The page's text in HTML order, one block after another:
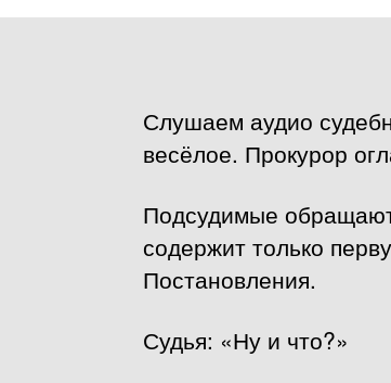
Слушаем аудио
весёлое. Прокурор
Подсудимые
содержит только
Постановления.
Судья: «Ну и что?»